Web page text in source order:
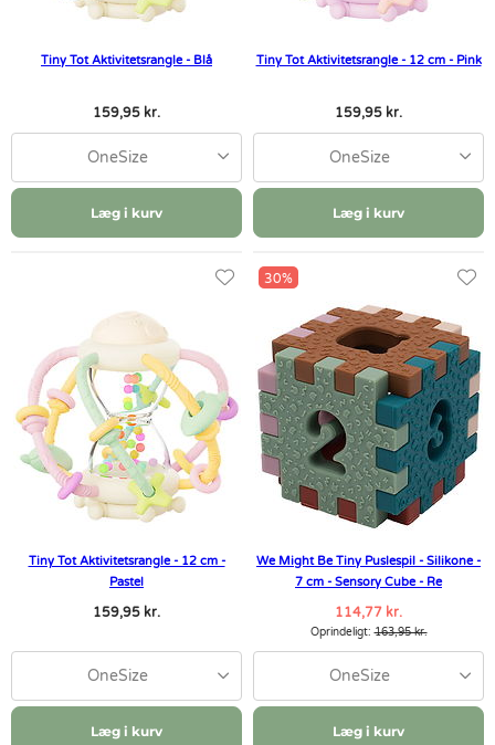
Tiny Tot Aktivitetsrangle - Blå
159,95 kr.
OneSize
Læg i kurv
Tiny Tot Aktivitetsrangle - 12 cm - Pink
159,95 kr.
OneSize
Læg i kurv
Tiny Tot Aktivitetsrangle - 12 cm -
Pastel
159,95 kr.
OneSize
Læg i kurv
30%
We Might Be Tiny Puslespil - Silikone -
7 cm - Sensory Cube - Re
114,77 kr.
Oprindeligt:163,95 kr.
OneSize
Læg i kurv